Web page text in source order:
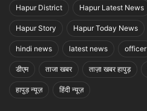
Hapur District Hapur Latest News
Hapur Story Hapur Today News
hindi news latest news officer
डीएम ताजा खबर ताज़ा खबर हापुड़
हापुड़ न्यूज़ हिंदी न्यूज़